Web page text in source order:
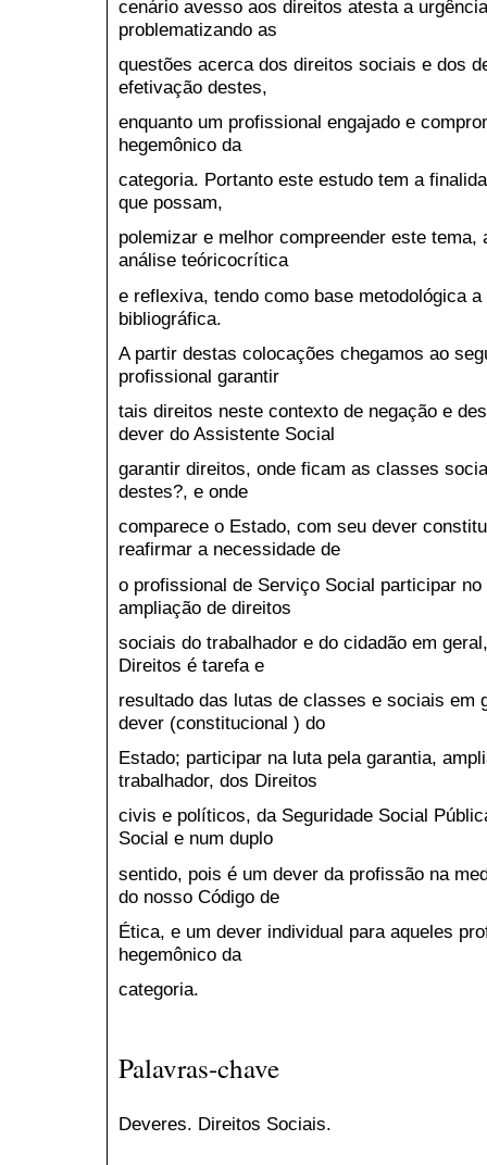
cenário avesso aos direitos atesta a
problematizando as
questões acerca dos direitos sociais e dos
efetivação destes,
enquanto um profissional engajado e
hegemônico da
categoria. Portanto este estudo tem a
que possam,
polemizar e melhor compreender este
análise teóricocrítica
e reflexiva, tendo como base metodológica
bibliográfica.
A partir destas colocações chegamos ao
profissional garantir
tais direitos neste contexto de negação e
dever do Assistente Social
garantir direitos, onde ficam as classes
destes?, e onde
comparece o Estado, com seu dever
reafirmar a necessidade de
o profissional de Serviço Social participar
ampliação de direitos
sociais do trabalhador e do cidadão em
Direitos é tarefa e
resultado das lutas de classes e sociais em
dever (constitucional ) do
Estado; participar na luta pela garantia,
trabalhador, dos Direitos
civis e políticos, da Seguridade Social
Social e num duplo
sentido, pois é um dever da profissão na
do nosso Código de
Ética, e um dever individual para aqueles
hegemônico da
categoria.
Palavras-chave
Deveres. Direitos Sociais.